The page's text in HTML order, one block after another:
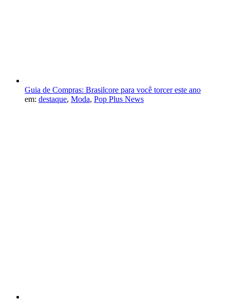
Guia de Compras: Brasilcore para você torcer este ano
em: destaque, Moda, Pop Plus News